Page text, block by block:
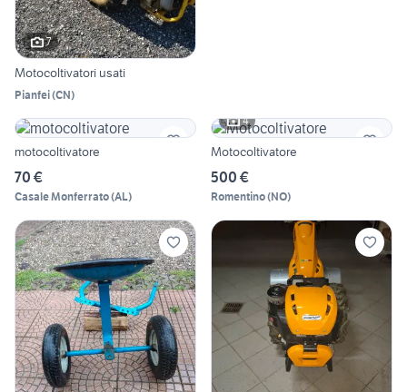
7
Motocoltivatori usati
Pianfei(CN)
motocoltivatore
70 €
Casale Monferrato(AL)
4
Motocoltivatore
500 €
Romentino(NO)